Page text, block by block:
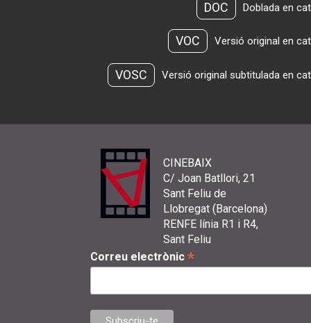
DOC Doblada en
VOC Versió original en
VOSC Versió original subtitulada en
CINEBAIX
C/ Joan Batllori, 21
Sant Feliu de
Llobregat (Barcelona)
RENFE línia R1 i R4,
Sant Feliu
Correu electrònic *